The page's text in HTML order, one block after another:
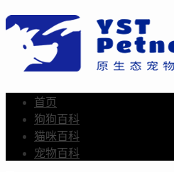
首页
狗狗百科
猫咪百科
宠物百科